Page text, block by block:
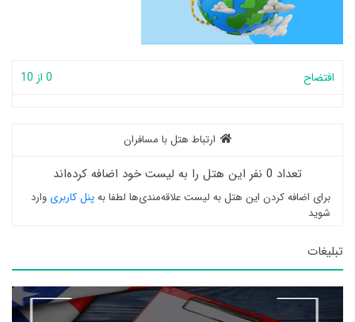
افتضاح 0 از 10
ارتباط هتل با مسافران
تعداد 0 نفر این هتل را به لیست خود اضافه کرده‌اند
برای اضافه کردن این هتل به لیست علاقه‌مندی‌ها لطفا بهپنل کاربری وارد
شوید
تبلیغات